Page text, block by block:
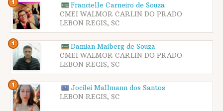
Francielle Carneiro de Souza
CMEI WALMOR CARLIN DO PRADO
LEBON REGIS, SC
Damian Maiberg de Souza
CMEI WALMOR CARLIN DO PRADO
LEBON REGIS, SC
Jocilei Mallmann dos Santos
LEBON REGIS, SC